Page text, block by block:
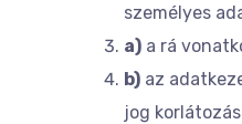
személyes
a)a rá
b)az
jog